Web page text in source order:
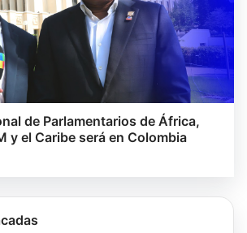
de Parlamentarios de África,
y el Caribe será en Colombia